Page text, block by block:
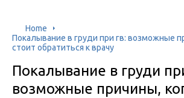
Home
Покалывание в груди при гв: возможные
стоит обратиться к врачу
Покалывание в груди
возможные причины,